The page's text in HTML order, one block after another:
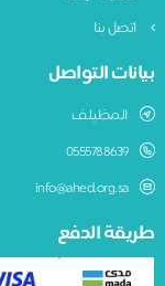
بنا
التواصل
المظيلف
0555788639
info@ahed.org.sa
الدفع